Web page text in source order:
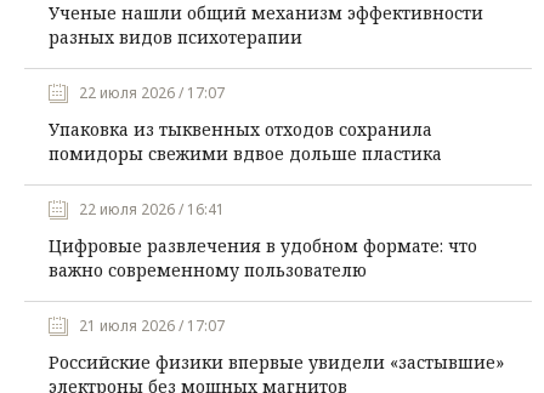
Ученые нашли общий механизм эффективности
разных видов психотерапии
22 июля 2026 / 17:07
Упаковка из тыквенных отходов сохранила
помидоры свежими вдвое дольше пластика
22 июля 2026 / 16:41
Цифровые развлечения в удобном формате: что
важно современному пользователю
21 июля 2026 / 17:07
Российские физики впервые увидели «застывшие»
электроны без мощных магнитов